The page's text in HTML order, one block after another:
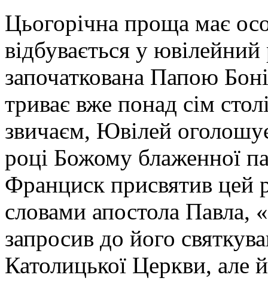
Цьогорічна проща має
відбувається у ювілейний
започаткована Папою
триває вже понад сім
звичаєм, Ювілей
році Божому блаженної
Франциск присвятив цей
словами апостола Павла,
запросив до його
Католицької Церкви, але